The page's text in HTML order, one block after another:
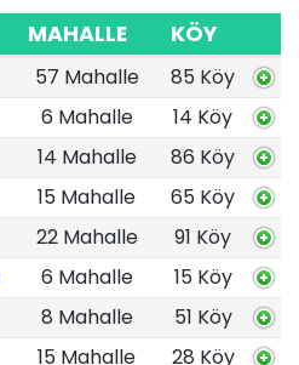
MAHALLE KÖY
57 Mahalle
85 Köy
6 Mahalle
14 Köy
14 Mahalle
86 Köy
15 Mahalle
65 Köy
22 Mahalle
91 Köy
6 Mahalle
15 Köy
8 Mahalle
51 Köy
15 Mahalle
28 Köy